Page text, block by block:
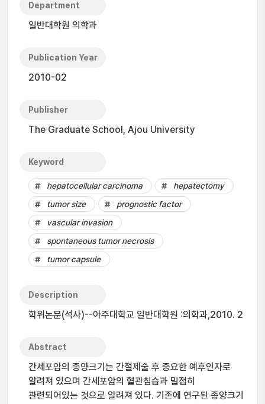
Department
일반대학원 의학과
Publication Year
2010-02
Publisher
The Graduate School, Ajou University
Keyword
hepatocellular carcinoma
hepatectomy
tumor size
prognostic factor
vascular invasion
spontaneous tumor necrosis
tumor capsule
Description
학위논문(석사)--아주대학교 일반대학원 :의학과,2010. 2
Abstract
간세포암의 종양크기는 간절제술 후 중요한 예후인자로
알려져 있으며 간세포암의 혈관침습과 밀접히
관련되어있는 것으로 알려져 있다. 기존에 연구된 종양크기